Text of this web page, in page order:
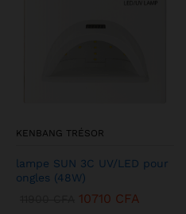
KENBANG TRÉSOR
lampe SUN 3C UV/LED pour
ongles (48W)
10710 CFA